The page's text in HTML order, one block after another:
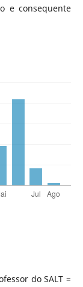
e consequente
do SALT =